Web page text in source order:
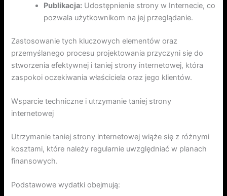
Publikacja: Udostępnienie strony w Internecie, co
pozwala użytkownikom na jej przeglądanie.
Zastosowanie tych kluczowych elementów oraz
przemyślanego procesu projektowania przyczyni się do
stworzenia efektywnej i taniej strony internetowej, która
zaspokoi oczekiwania właściciela oraz jego klientów.
Wsparcie techniczne i utrzymanie taniej strony
internetowej
Utrzymanie taniej strony internetowej wiąże się z różnymi
kosztami, które należy regularnie uwzględniać w planach
finansowych.
Podstawowe wydatki obejmują: